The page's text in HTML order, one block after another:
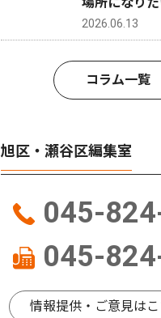
2026.06.13
コラム一覧
旭区・瀬谷区編集室
045-
045-
情報提供・ご意見はこ